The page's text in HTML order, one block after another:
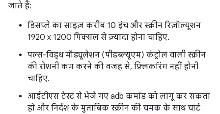
जाते हैं:
डिसप्ले का साइज़ करीब 10 इंच और स्क्रीन रिज़ॉल्यूशन
1920 x 1200 पिक्सल से ज़्यादा होना चाहिए.
पल्स-विड्थ मॉड्यूलेशन (पीडब्ल्यूएम) कंट्रोल वाली स्क्रीन
की रोशनी कम करने की वजह से, फ़्लिकरिंग नहीं होनी
चाहिए.
आईटीएस टेस्ट से भेजे गए adb कमांड को लागू कर सकता
हो और निर्देश के मुताबिक स्क्रीन की चमक के साथ चार्ट